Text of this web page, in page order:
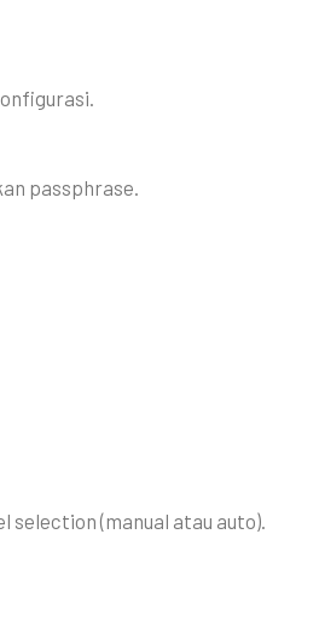
passphrase.
(manual atau auto).